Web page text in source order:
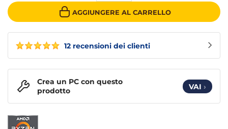
12 recensioni dei clienti
AGGIUNGERE AL CARRELLO
Crea un PC con questo
prodotto
VAI ›